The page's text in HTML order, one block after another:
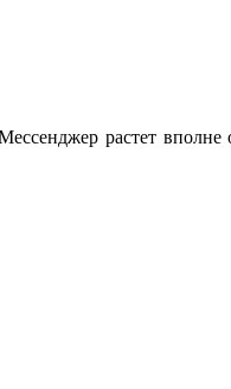
растет